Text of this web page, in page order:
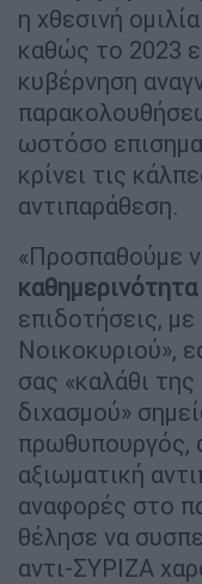
η χθεσινή
καθώς το 2023
κυβέρνηση
ωστόσο
κρίνει τις
αντιπαράθεση.
«Προσπαθούμε
καθημερινότητα
επιδοτήσεις,
Νοικοκυριού»,
σας «καλάθι
διχασμού»
πρωθυπουργός,
αξιωματική
αναφορές στο
θέλησε να
αντι-ΣΥΡΙΖΑ